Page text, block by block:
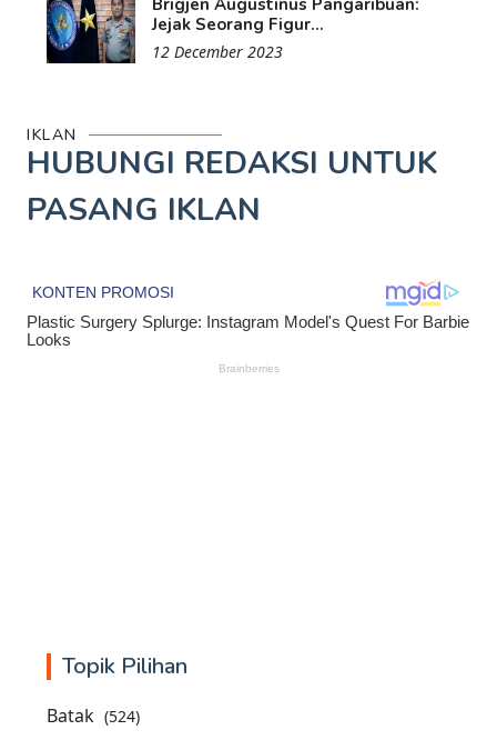
Brigjen Augustinus Pangaribuan:
Jejak Seorang Figur...
12 December 2023
IKLAN
HUBUNGI REDAKSI UNTUK
PASANG IKLAN
Topik Pilihan
Batak (524)